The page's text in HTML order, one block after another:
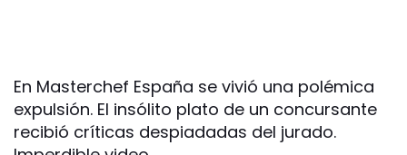
En Masterchef España se vivió una polémica
expulsión. El insólito plato de un concursante
recibió críticas despiadadas del jurado.